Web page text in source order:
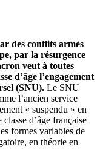
des conflits armés
par la résurgence
veut à toutes
d’âge l’engagement
(SNU). Le SNU
l’ancien service
« suspendu » en
d’âge française
formes variables de
en théorie en